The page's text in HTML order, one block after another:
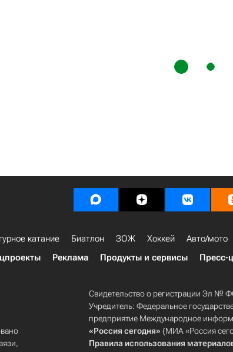
катание Биатлон ЗОЖ Хоккей Авто/мото
Реклама Продукты и сервисы Пресс-
Свидетельство о регистрации Эл №
Учредитель: Федеральное
предприятие Международное
«Россия сегодня» (МИА «Россия
Правила использования